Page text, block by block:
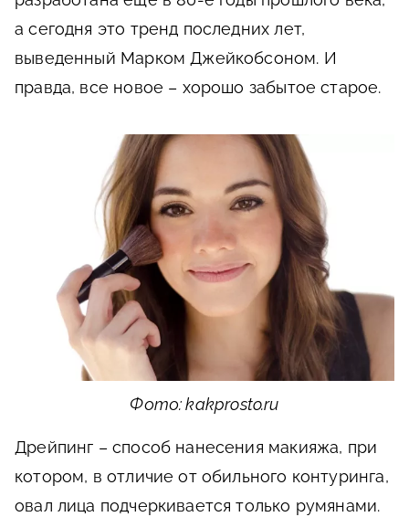
а сегодня это тренд последних лет,
выведенный Марком Джейкобсоном. И
правда, все новое – хорошо забытое старое.
Фото: kakprosto.ru
Дрейпинг – способ нанесения макияжа, при
котором, в отличие от обильного контуринга,
овал лица подчеркивается только румянами.